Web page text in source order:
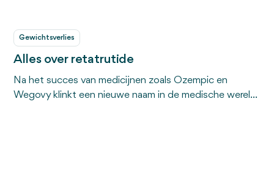
Gewichtsverlies
Alles over retatrutide
Na het succes van medicijnen zoals Ozempic en
Wegovy klinkt een nieuwe naam in de medische wereld: